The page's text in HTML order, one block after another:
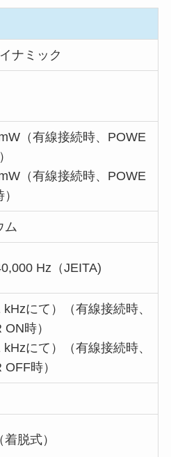
ナミック
（有線接続時、POWE
（有線接続時、POWE
ム
Hz（JEITA)
にて）（有線接続時、
時）
にて）（有線接続時、
時）
脱式）